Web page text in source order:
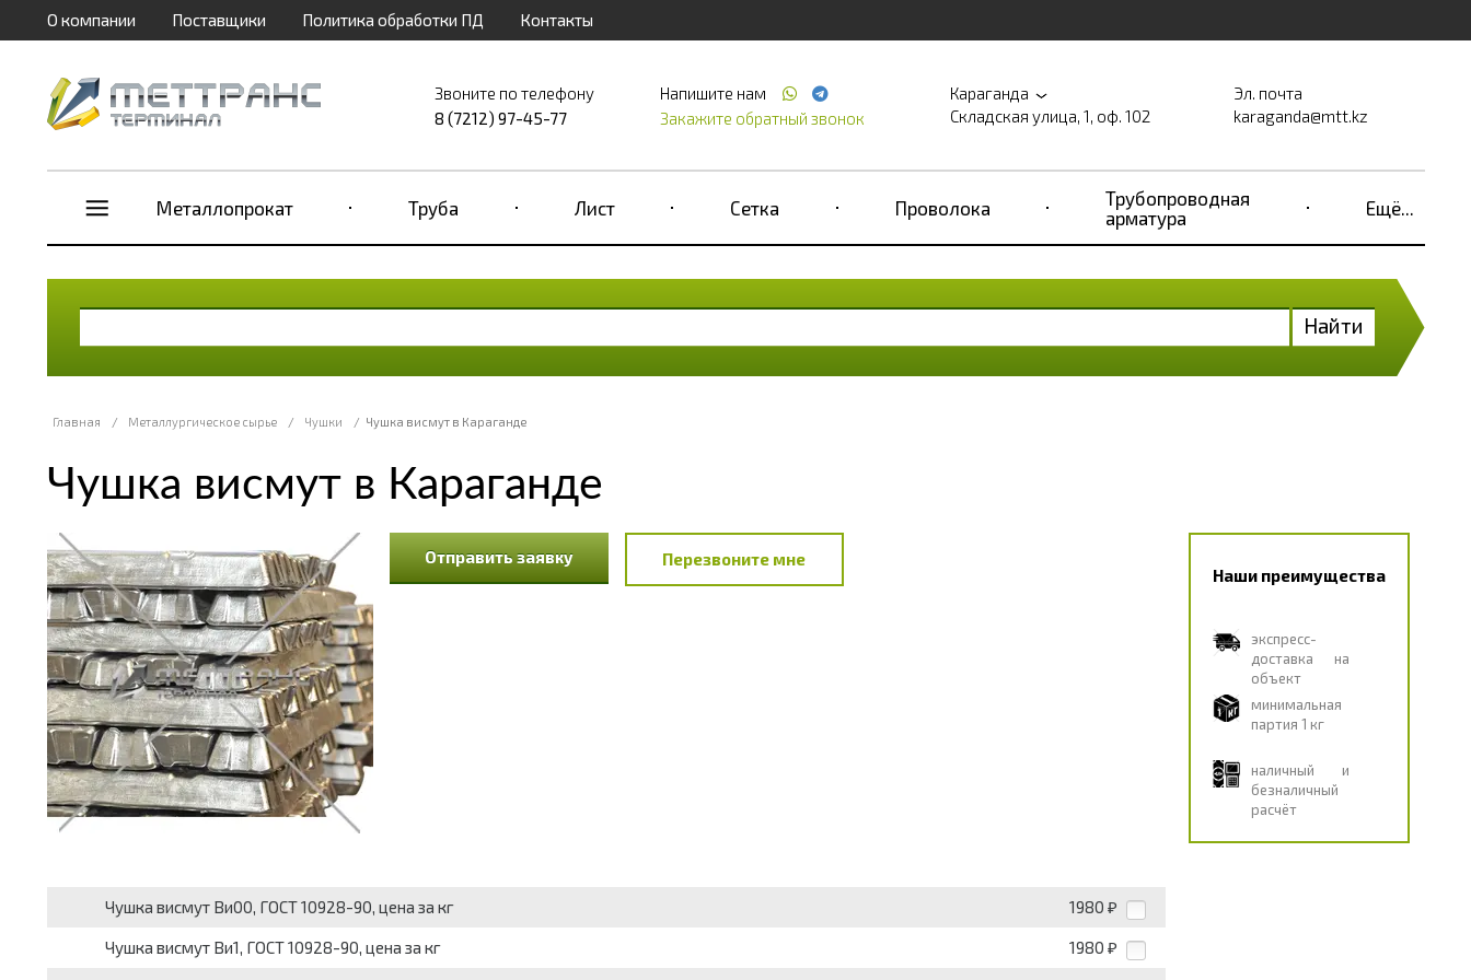
О компании Поставщики Политика обработки ПД Контакты
Звоните по телефону
8 (7212) 97-45-77
Напишите нам
Закажите обратный звонок
Караганда
Складская улица, 1, оф. 102
Эл. почта
karaganda@mtt.kz
Металлопрокат Труба Лист Сетка Проволока
Трубопроводная
арматура
Ещё...
Найти
Главная / Металлургическое сырье / Чушки / Чушка висмут в Караганде
Чушка висмут в Караганде
Отправить заявку
Перезвоните мне
Наши преимущества
экспресс-
доставка на
объект
минимальная
партия 1 кг
наличный и
безналичный
расчёт
Чушка висмут Ви00, ГОСТ 10928-90, цена за кг 1980 ₽
Чушка висмут Ви1, ГОСТ 10928-90, цена за кг 1980 ₽